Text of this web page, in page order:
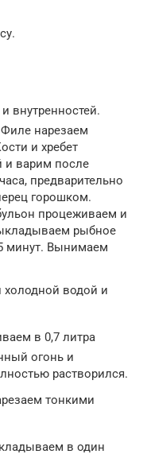
внутренностей.
нарезаем
и хребет
и варим после
предварительно
горошком.
процеживаем и
рыбное
минут. Вынимаем
водой и
в 0,7 литра
огонь и
растворился.
тонкими
в один